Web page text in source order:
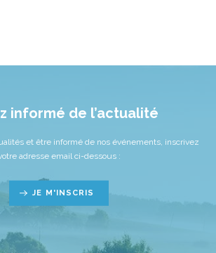
informé de l’actualité
et être informé de nos événements, inscrivez
adresse email ci-dessous :
JE M'INSCRIS